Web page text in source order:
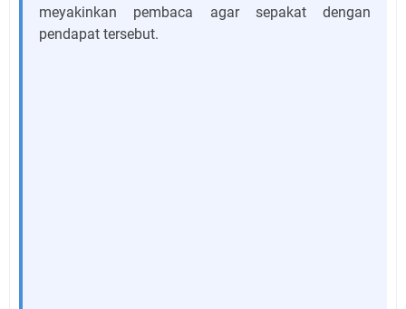
meyakinkan pembaca agar sepakat dengan
pendapat tersebut.